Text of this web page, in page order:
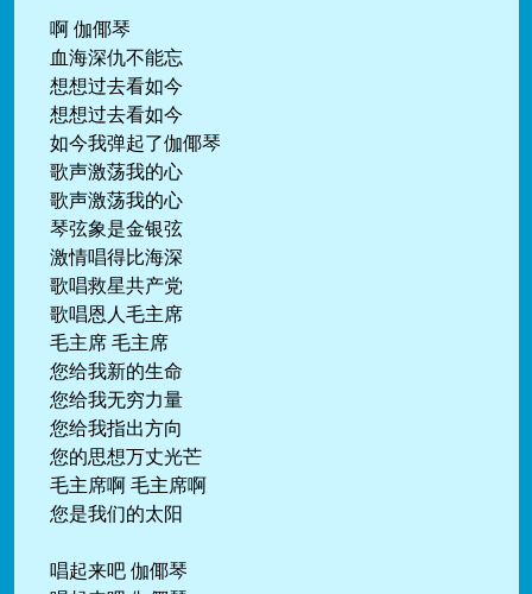
啊 伽倻琴
血海深仇不能忘
想想过去看如今
想想过去看如今
如今我弹起了伽倻琴
歌声激荡我的心
歌声激荡我的心
琴弦象是金银弦
激情唱得比海深
歌唱救星共产党
歌唱恩人毛主席
毛主席 毛主席
您给我新的生命
您给我无穷力量
您给我指出方向
您的思想万丈光芒
毛主席啊 毛主席啊
您是我们的太阳
唱起来吧 伽倻琴